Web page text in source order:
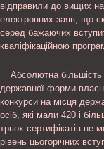
відправили до вищих
електронних заяв, що
серед бажаючих
кваліфікаційною
Абсолютна
державної форми
конкурси на місця
осіб, які мали 420 і
трьох сертифікатів не
рівень цьогорічних